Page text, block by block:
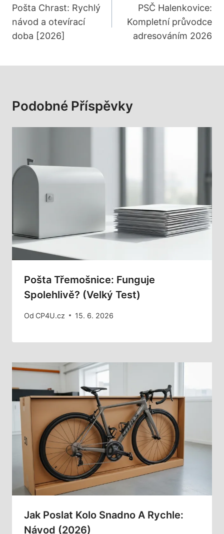
Pro
Příspěvek
Pošta Chrast: Rychlý
návod a otevírací
doba [2026]
PSČ Halenkovice:
Kompletní průvodce
adresováním 2026
Podobné Příspěvky
Pošta Třemošnice: Funguje
Spolehlivě? (Velký Test)
Od CP4U.cz 15. 6. 2026
Jak Poslat Kolo Snadno A Rychle:
Návod (2026)